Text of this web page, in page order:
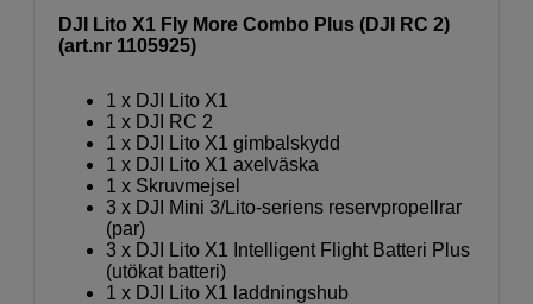
DJI Lito X1 Fly More Combo Plus (DJI RC 2)
(art.nr 1105925)
1 x DJI Lito X1
1 x DJI RC 2
1 x DJI Lito X1 gimbalskydd
1 x DJI Lito X1 axelväska
1 x Skruvmejsel
3 x DJI Mini 3/Lito-seriens reservpropellrar
(par)
3 x DJI Lito X1 Intelligent Flight Batteri Plus
(utökat batteri)
1 x DJI Lito X1 laddningshub